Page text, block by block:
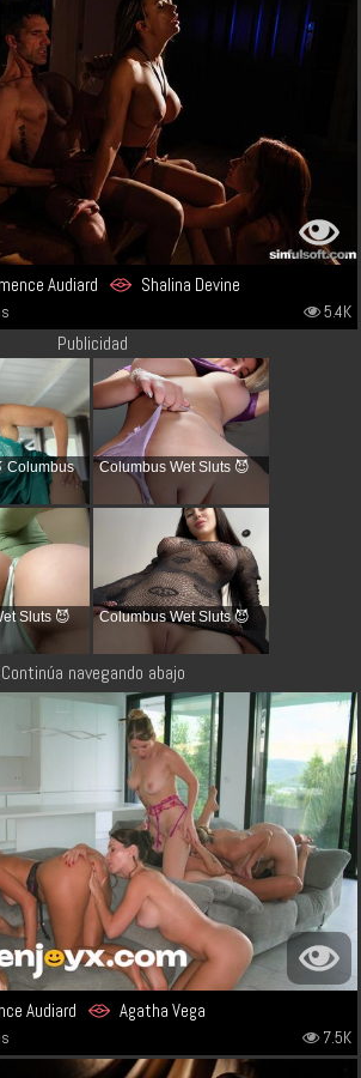
Audiard Shalina Devine
5.4K
Publicidad
Columbus Columbus Wet Sluts 😈
Sluts 😈 Columbus Wet Sluts 😈
Continúa navegando abajo
Audiard Agatha Vega
7.5K